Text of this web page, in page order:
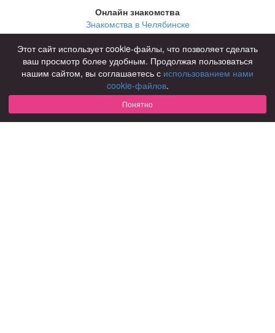
Онлайн знакомства
Знакомства в Челябинске
Знакомства в Омске
Знакомства в Нижнем Новгороде
Для чего
для брака и создания семьи
для любви и с/о
для дружбы
Этот сайт использует cookie-файлы, что позволяет сделать
ваш просмотр более удобным. Продолжая пользоваться
нашим сайтом, вы соглашаетесь с использованием нами
cookie-файлов.
Понятно